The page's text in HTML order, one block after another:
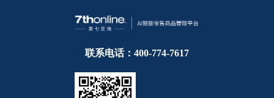
联系电话：400-774-7617